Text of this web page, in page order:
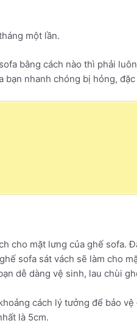
một lần.
bằng cách nào thì phải
nhanh chóng bị hỏng,
cho mặt lưng của ghế sofa.
sofa sát vách sẽ làm cho
dễ dàng vệ sinh, lau chùi
cách lý tưởng để bảo
là 5cm.